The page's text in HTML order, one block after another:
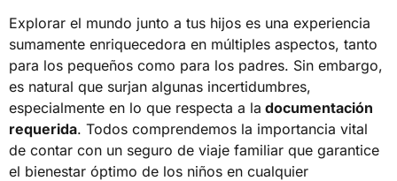
Explorar el mundo junto a tus hijos es una experiencia
sumamente enriquecedora en múltiples aspectos, tanto
para los pequeños como para los padres. Sin embargo,
es natural que surjan algunas incertidumbres,
especialmente en lo que respecta a la documentación
requerida. Todos comprendemos la importancia vital
de contar con un seguro de viaje familiar que garantice
el bienestar óptimo de los niños en cualquier